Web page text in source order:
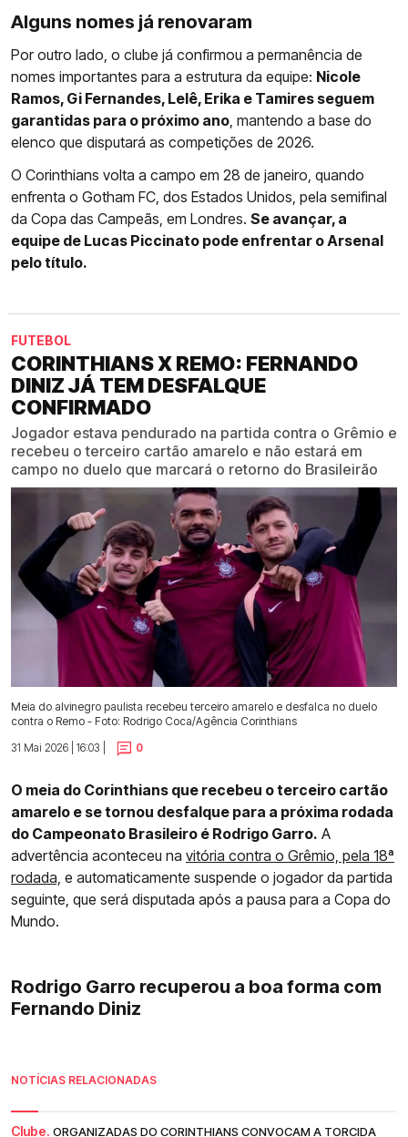
Alguns nomes já renovaram
Por outro lado, o clube já confirmou a permanência de
nomes importantes para a estrutura da equipe: Nicole
Ramos, Gi Fernandes, Lelê, Erika e Tamires seguem
garantidas para o próximo ano, mantendo a base do
elenco que disputará as competições de 2026.
O Corinthians volta a campo em 28 de janeiro, quando
enfrenta o Gotham FC, dos Estados Unidos, pela semifinal
da Copa das Campeãs, em Londres. Se avançar, a
equipe de Lucas Piccinato pode enfrentar o Arsenal
pelo título.
FUTEBOL
CORINTHIANS X REMO: FERNANDO
DINIZ JÁ TEM DESFALQUE
CONFIRMADO
Jogador estava pendurado na partida contra o Grêmio e
recebeu o terceiro cartão amarelo e não estará em
campo no duelo que marcará o retorno do Brasileirão
Meia do alvinegro paulista recebeu terceiro amarelo e desfalca no duelo
contra o Remo - Foto: Rodrigo Coca/Agência Corinthians
31 Mai 2026 | 16:03 |
0
O meia do Corinthians que recebeu o terceiro cartão
amarelo e se tornou desfalque para a próxima rodada
do Campeonato Brasileiro é Rodrigo Garro. A
advertência aconteceu na vitória contra o Grêmio, pela 18ª
rodada, e automaticamente suspende o jogador da partida
seguinte, que será disputada após a pausa para a Copa do
Mundo.
Rodrigo Garro recuperou a boa forma com
Fernando Diniz
NOTÍCIAS RELACIONADAS
Clube. ORGANIZADAS DO CORINTHIANS CONVOCAM A TORCIDA